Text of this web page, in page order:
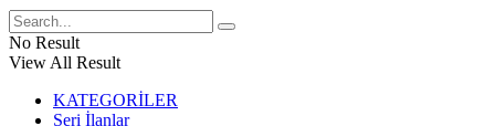
No Result
View All Result
KATEGORİLER
Seri İlanlar